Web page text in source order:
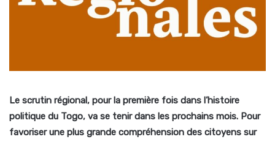
Le scrutin régional, pour la première fois dans l’histoire
politique du Togo, va se tenir dans les prochains mois. Pour
favoriser une plus grande compréhension des citoyens sur